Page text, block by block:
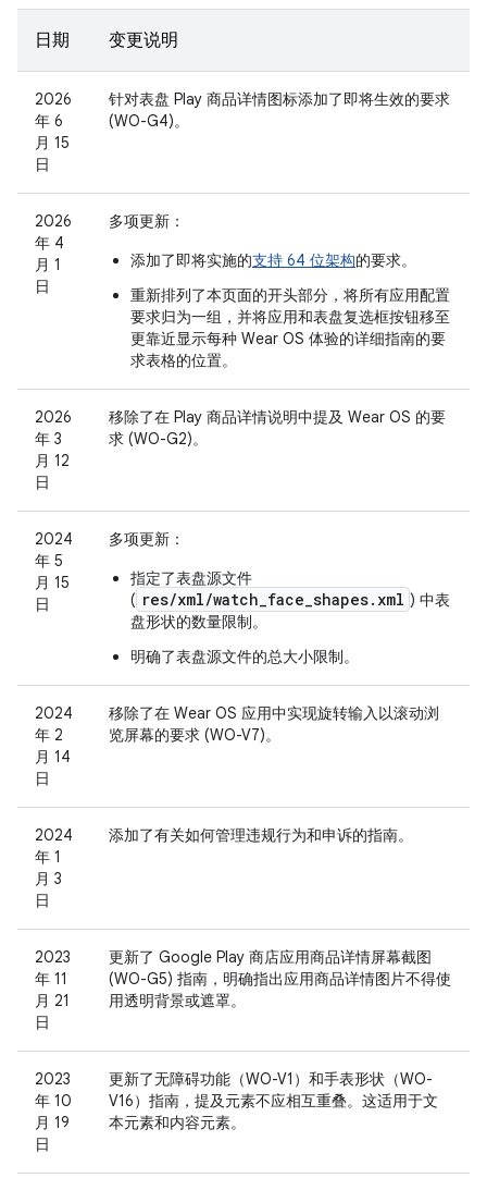
日期 变更说明
2026
年 6
月 15
日
针对表盘 Play 商品详情图标添加了即将生效的要求
(WO-G4)。
2026
年 4
月 1
日
多项更新：
添加了即将实施的支持 64 位架构的要求。
重新排列了本页面的开头部分，将所有应用配置
要求归为一组，并将应用和表盘复选框按钮移至
更靠近显示每种 Wear OS 体验的详细指南的要
求表格的位置。
2026
年 3
月 12
日
移除了在 Play 商品详情说明中提及 Wear OS 的要
求 (WO-G2)。
2024
年 5
月 15
日
多项更新：
指定了表盘源文件
( res/xml/watch_face_shapes.xml ) 中表
盘形状的数量限制。
明确了表盘源文件的总大小限制。
2024
年 2
月 14
日
移除了在 Wear OS 应用中实现旋转输入以滚动浏
览屏幕的要求 (WO-V7)。
2024
年 1
月 3
日
添加了有关如何管理违规行为和申诉的指南。
2023
年 11
月 21
日
更新了 Google Play 商店应用商品详情屏幕截图
(WO-G5) 指南，明确指出应用商品详情图片不得使
用透明背景或遮罩。
2023
年 10
月 19
日
更新了无障碍功能（WO-V1）和手表形状（WO-
V16）指南，提及元素不应相互重叠。这适用于文
本元素和内容元素。